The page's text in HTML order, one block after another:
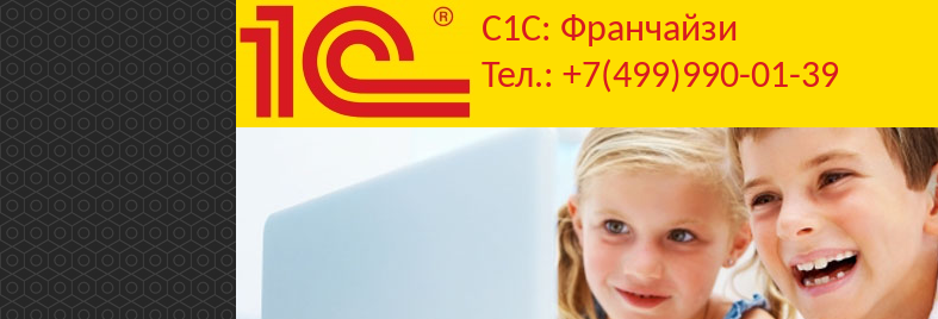
C1С: Франчайзи
Тел.: +7(499)990-01-39